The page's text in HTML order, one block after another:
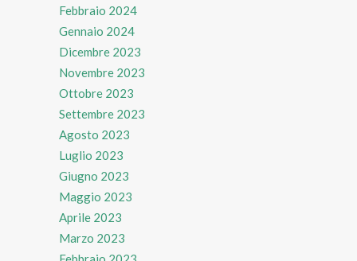
Febbraio 2024
Gennaio 2024
Dicembre 2023
Novembre 2023
Ottobre 2023
Settembre 2023
Agosto 2023
Luglio 2023
Giugno 2023
Maggio 2023
Aprile 2023
Marzo 2023